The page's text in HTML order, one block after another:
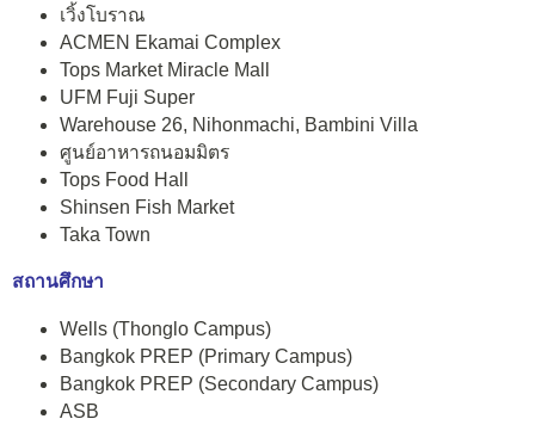
เวิ้งโบราณ
ACMEN Ekamai Complex
Tops Market Miracle Mall
UFM Fuji Super
Warehouse 26, Nihonmachi, Bambini Villa
ศูนย์อาหารถนอมมิตร
Tops Food Hall
Shinsen Fish Market
Taka Town
สถานศึกษา
Wells (Thonglo Campus)
Bangkok PREP (Primary Campus)
Bangkok PREP (Secondary Campus)
ASB